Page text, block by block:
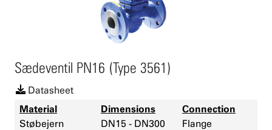
Sædeventil PN16 (Type 3561)
Datasheet
Material
Støbejern
Dimensions
DN15 - DN300
Connection
Flange